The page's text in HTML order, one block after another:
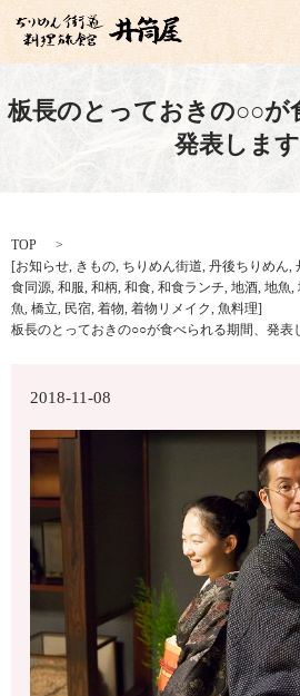
板長のとっておきの○○が
発表します
TOP
[お知らせ, きもの, ちりめん街道, 丹後ちりめん,
食同源, 和服, 和柄, 和食, 和食ランチ, 地酒, 地魚,
魚, 橋立, 民宿, 着物, 着物リメイク, 魚料理]
板長のとっておきの○○が食べられる期間、発表
2018-11-08